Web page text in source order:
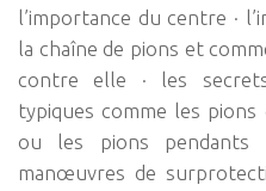
l’importance du centre ·
la chaîne de pions et
contre elle · les
typiques comme les
ou les pions pendants
manœuvres de